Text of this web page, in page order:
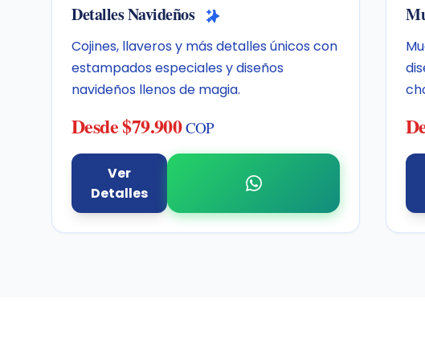
Detalles Navideños
Cojines, llaveros y más detalles únicos con
estampados especiales y diseños
navideños llenos de magia.
Desde $79.900COP
Ver
Detalles